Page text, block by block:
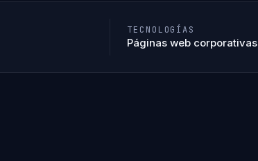
TECNOLOGÍAS
Páginas web corporativas